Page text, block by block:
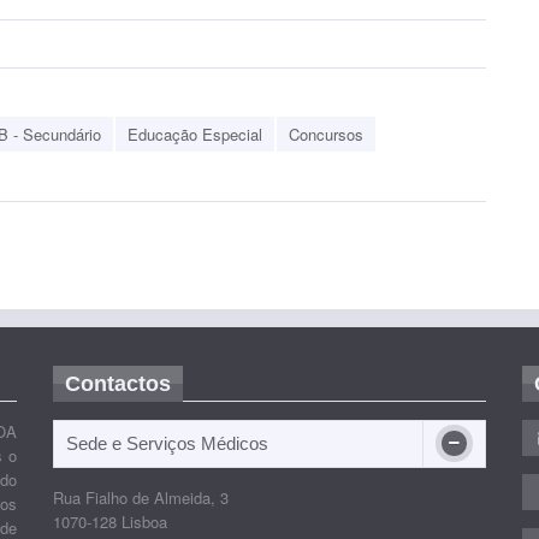
- Secundário Educação Especial Concursos
o
Contactos
Sede e Serviços Médicos
Rua Fialho de Almeida, 3
1070-128 Lisboa